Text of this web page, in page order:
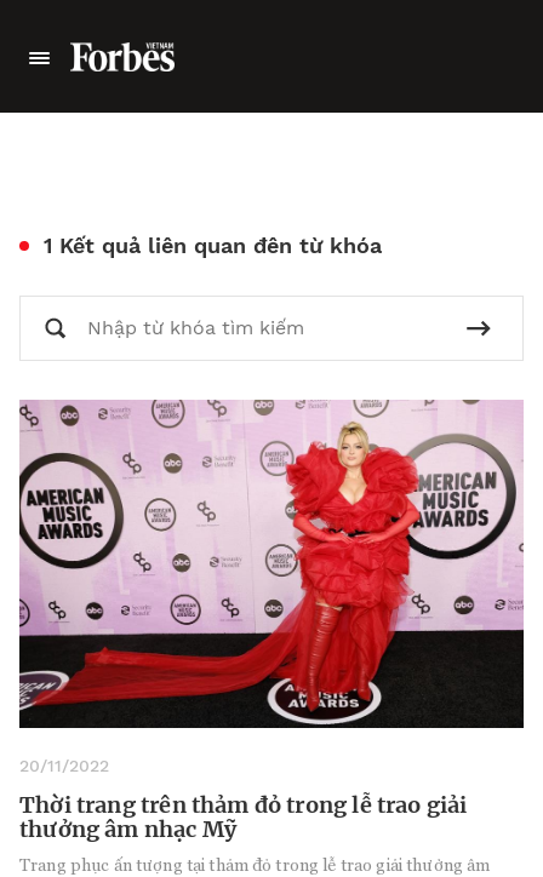
1 Kết quả liên quan đên từ khóa
20/11/2022
Thời trang trên thảm đỏ trong lễ trao giải
thưởng âm nhạc Mỹ
Trang phục ấn tượng tại thảm đỏ trong lễ trao giải thưởng âm